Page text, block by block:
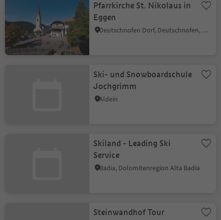
Pfarrkirche St. Nikolaus in
Eggen
Deutschnofen Dorf, Deutschnofen, Dolomitenregion Eggental
Ski- und Snowboardschule
Jochgrimm
Aldein
Skiland - Leading Ski
Service
Badia, Dolomitenregion Alta Badia
Steinwandhof Tour